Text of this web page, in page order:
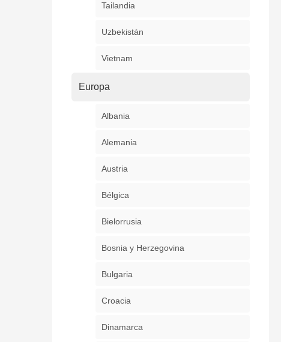
Tailandia
Uzbekistán
Vietnam
Europa
Albania
Alemania
Austria
Bélgica
Bielorrusia
Bosnia y Herzegovina
Bulgaria
Croacia
Dinamarca